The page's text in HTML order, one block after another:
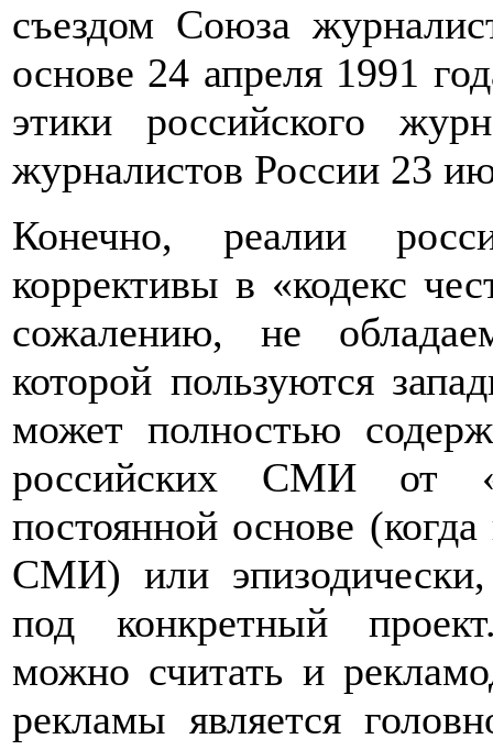
съездом Союза
основе 24 апреля 1991
этики российского
журналистов России 23
Конечно, реалии
коррективы в «кодекс
сожалению, не
которой пользуются
может полностью
российских СМИ от
постоянной основе
СМИ) или эпизодически,
под конкретный
можно считать и
рекламы является